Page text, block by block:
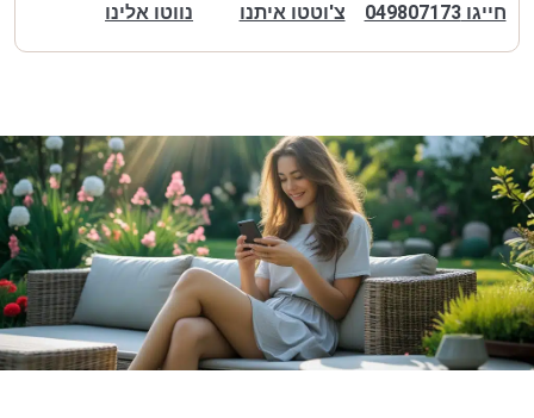
חייגו 049807173 צ'וטטו איתנו נווטו אלינו